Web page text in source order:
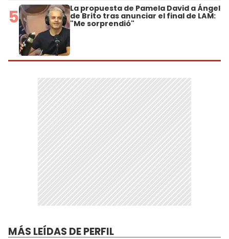
5 La propuesta de Pamela David a Ángel
de Brito tras anunciar el final de LAM:
"Me sorprendió"
MÁS LEÍDAS DE PERFIL